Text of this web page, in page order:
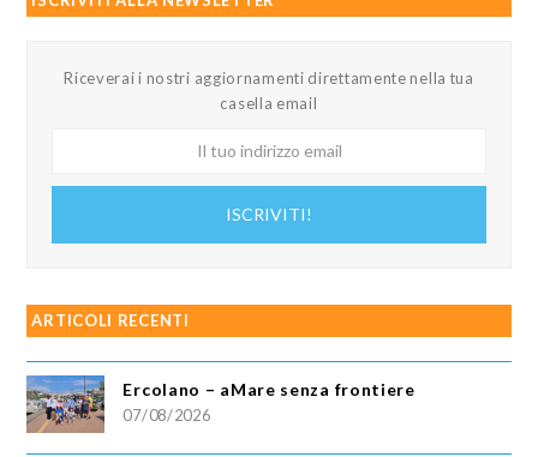
Riceverai i nostri aggiornamenti direttamente nella tua
casella email
ISCRIVITI!
ARTICOLI RECENTI
Ercolano – aMare senza frontiere
07/08/2026